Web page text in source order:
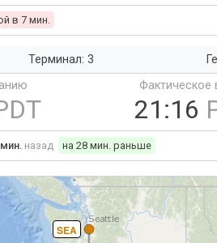
в 7 мин.
Терминал: 3
Фактическое
21:16
назад на 28 мин. раньше
SEA